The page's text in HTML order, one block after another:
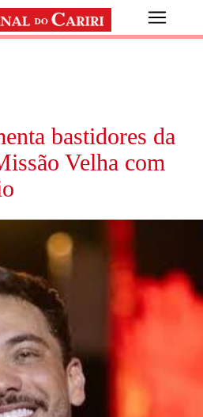
bastidores da
Velha com